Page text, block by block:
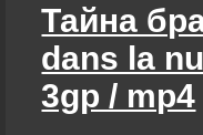
Тайна
dans la
3gp / mp4